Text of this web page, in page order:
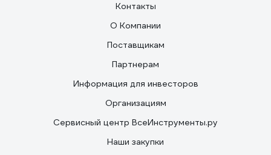
Контакты
О Компании
Поставщикам
Партнерам
Информация для инвесторов
Организациям
Сервисный центр ВсеИнструменты.ру
Наши закупки